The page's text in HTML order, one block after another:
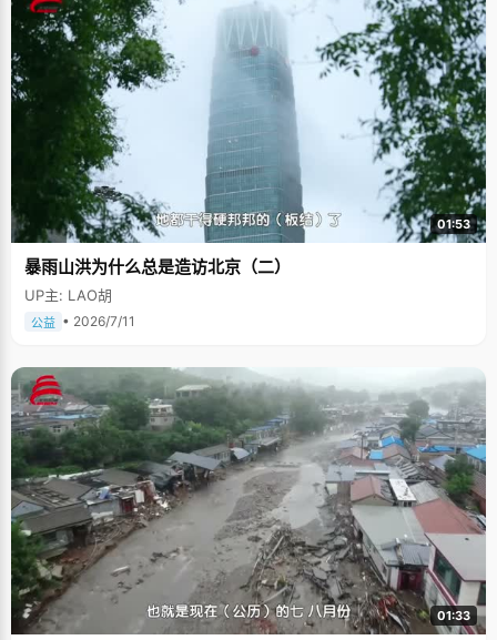
01:53
暴雨山洪为什么总是造访北京（二）
UP主: LAO胡
公益 • 2026/7/11
01:33